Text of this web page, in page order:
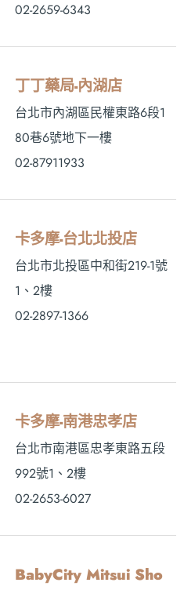
02-2659-6343
丁丁藥局-內湖店
台北市內湖區民權東路6段1
80巷6號地下一樓
02-87911933
卡多摩-台北北投店
台北市北投區中和街219-1號
1、2樓
02-2897-1366
卡多摩-南港忠孝店
台北市南港區忠孝東路五段
992號1、2樓
02-2653-6027
BabyCity Mitsui Sho